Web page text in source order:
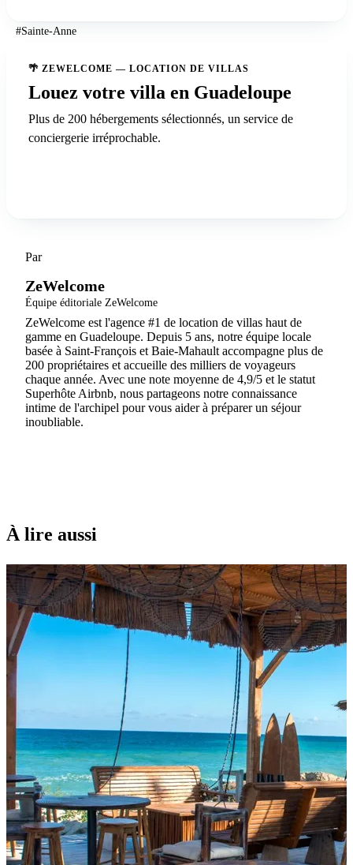
#Sainte-Anne
🌴 ZEWELCOME — LOCATION DE VILLAS
Louez votre villa en Guadeloupe
Plus de 200 hébergements sélectionnés, un service de
conciergerie irréprochable.
Par
ZeWelcome
Équipe éditoriale ZeWelcome
ZeWelcome est l'agence #1 de location de villas haut de
gamme en Guadeloupe. Depuis 5 ans, notre équipe locale
basée à Saint-François et Baie-Mahault accompagne plus de
200 propriétaires et accueille des milliers de voyageurs
chaque année. Avec une note moyenne de 4,9/5 et le statut
Superhôte Airbnb, nous partageons notre connaissance
intime de l'archipel pour vous aider à préparer un séjour
inoubliable.
À lire aussi